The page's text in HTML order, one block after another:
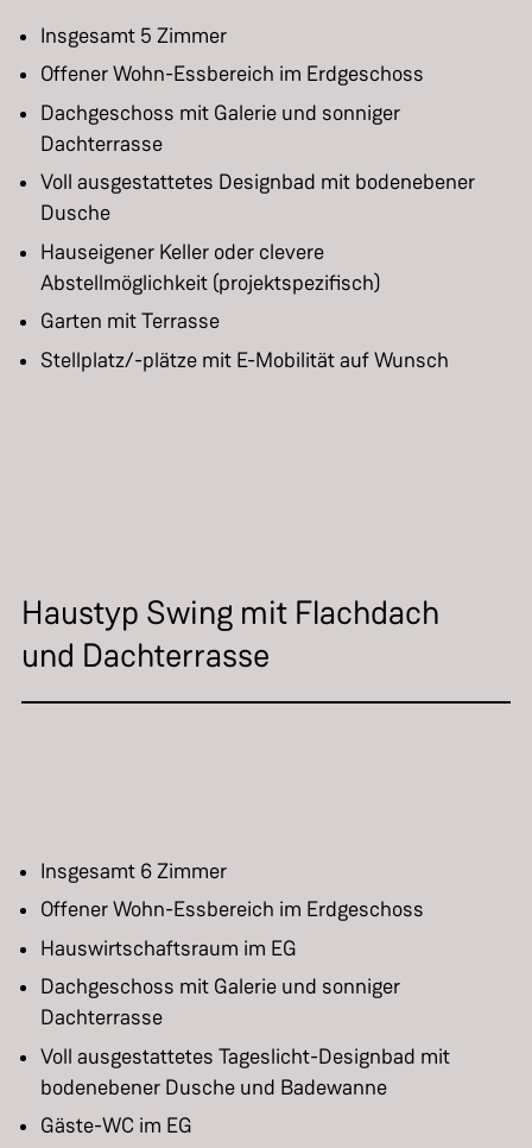
Insgesamt 5 Zimmer
Offener Wohn-Essbereich im Erdgeschoss
Dachgeschoss mit Galerie und sonniger
Dachterrasse
Voll ausgestattetes Designbad mit bodenebener
Dusche
Hauseigener Keller oder clevere
Abstellmöglichkeit (projektspezifisch)
Garten mit Terrasse
Stellplatz/-plätze mit E-Mobilität auf Wunsch
Haustyp Swing mit Flachdach
und Dachterrasse
Insgesamt 6 Zimmer
Offener Wohn-Essbereich im Erdgeschoss
Hauswirtschaftsraum im EG
Dachgeschoss mit Galerie und sonniger
Dachterrasse
Voll ausgestattetes Tageslicht-Designbad mit
bodenebener Dusche und Badewanne
Gäste-WC im EG